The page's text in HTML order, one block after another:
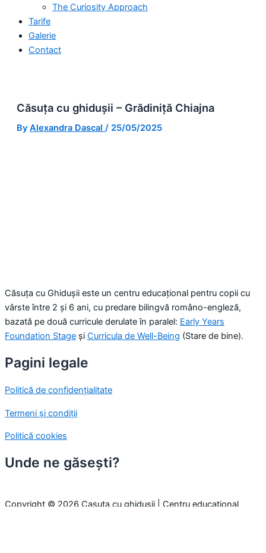
The Curiosity Approach
Tarife
Galerie
Contact
Căsuța cu ghidușii – Grădiniță Chiajna
By Alexandra Dascal / 25/05/2025
Căsuța cu Ghidușii este un centru educațional pentru copii cu
vârste între 2 și 6 ani, cu predare bilingvă româno-engleză,
bazată pe două curricule derulate în paralel: Early Years
Foundation Stage și Curricula de Well-Being (Stare de bine).
Pagini legale
Politică de confidențialitate
Termeni și condiții
Politică cookies
Unde ne găsești?
Copyright © 2026 Casuta cu ghidusii | Centru educațional